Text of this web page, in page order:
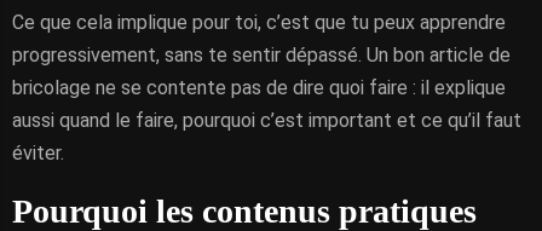
Ce que cela implique pour toi, c’est que tu peux apprendre
progressivement, sans te sentir dépassé. Un bon article de
bricolage ne se contente pas de dire quoi faire : il explique
aussi quand le faire, pourquoi c’est important et ce qu’il faut
éviter.
Pourquoi les contenus pratiques